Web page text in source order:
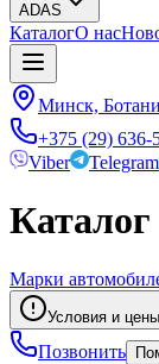
ADAS
КаталогО нас
Минск,
+375 (29) 636-
Viber
Telegram
Каталог
Марки
Условия и цены
Позвонить